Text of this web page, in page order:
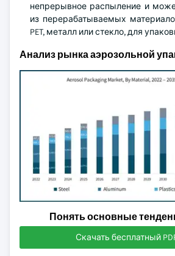
непрерывное распыление и
из перерабатываемых
PET, металл или стекло, для
Анализ рынка аэрозольной
Понять основные
Скачать бесплатный